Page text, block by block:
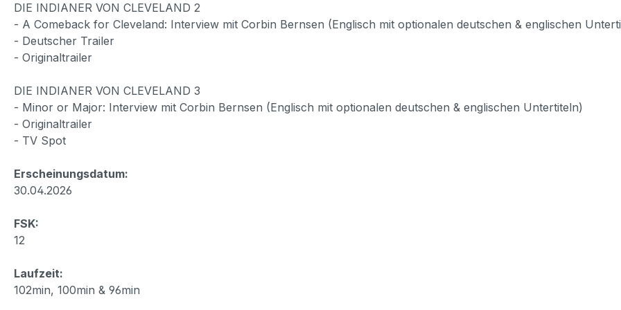
DIE INDIANER VON CLEVELAND 2
- A Comeback for Cleveland: Interview mit Corbin Bernsen (Englisch mit optionalen deutschen & englischen
- Deutscher Trailer
- Originaltrailer
DIE INDIANER VON CLEVELAND 3
- Minor or Major: Interview mit Corbin Bernsen (Englisch mit optionalen deutschen & englischen Untertiteln)
- Originaltrailer
- TV Spot
Erscheinungsdatum:
30.04.2026
FSK:
12
Laufzeit:
102min, 100min & 96min